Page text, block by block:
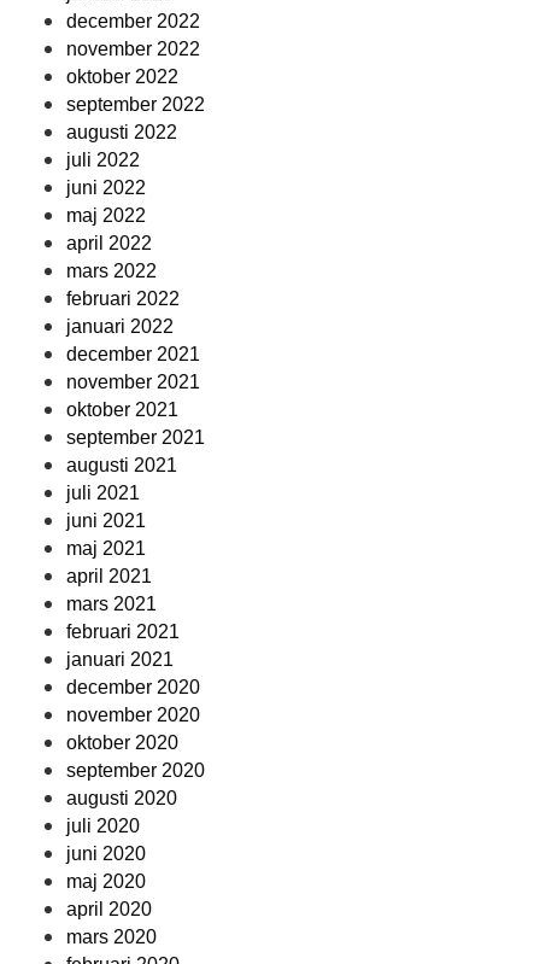
december 2022
november 2022
oktober 2022
september 2022
augusti 2022
juli 2022
juni 2022
maj 2022
april 2022
mars 2022
februari 2022
januari 2022
december 2021
november 2021
oktober 2021
september 2021
augusti 2021
juli 2021
juni 2021
maj 2021
april 2021
mars 2021
februari 2021
januari 2021
december 2020
november 2020
oktober 2020
september 2020
augusti 2020
juli 2020
juni 2020
maj 2020
april 2020
mars 2020